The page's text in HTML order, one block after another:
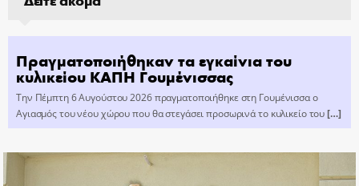
Πραγματοποιήθηκαν τα εγκαίνια του
κυλικείου ΚΑΠΗ Γουμένισσας
Την Πέμπτη 6 Αυγούστου 2026 πραγματοποιήθηκε στη Γουμένισσα ο
Αγιασμός του νέου χώρου που θα στεγάσει προσωρινά το κυλικείο του[…]